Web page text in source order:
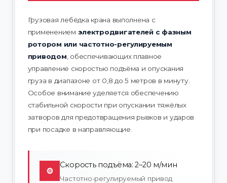
Грузовая лебёдка крана выполнена с
применением электродвигателей с фазным
ротором или частотно-регулируемым
приводом , обеспечивающих плавное
управление скоростью подъёма и опускания
груза в диапазоне от 0,8 до 5 метров в минуту.
Особое внимание уделяется обеспечению
стабильной скорости при опускании тяжёлых
затворов для предотвращения рывков и ударов
при посадке в направляющие.
⚙
Скорость подъёма: 2–20 м/мин
Частотно-регулируемый привод